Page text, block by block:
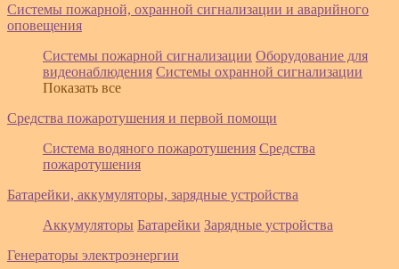
Системы пожарной, охранной сигнализации и аварийного
оповещения
Системы пожарной сигнализации Оборудование для
видеонаблюдения Системы охранной сигнализации
Показать все
Средства пожаротушения и первой помощи
Система водяного пожаротушения Средства
пожаротушения
Батарейки, аккумуляторы, зарядные устройства
Аккумуляторы Батарейки Зарядные устройства
Генераторы электроэнергии